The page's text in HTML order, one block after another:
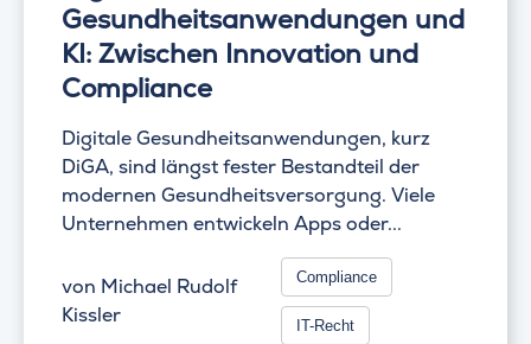
Gesundheitsanwendungen und
KI: Zwischen Innovation und
Compliance
Digitale Gesundheitsanwendungen, kurz
DiGA, sind längst fester Bestandteil der
modernen Gesundheitsversorgung. Viele
Unternehmen entwickeln Apps oder...
von Michael Rudolf
Kissler
Compliance
IT-Recht